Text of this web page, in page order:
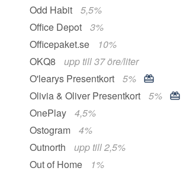
Odd Habit
5,5%
Office Depot
3%
Officepaket.se
10%
OKQ8
upp till 37 öre/liter
O'learys Presentkort
5%
Olivia & Oliver Presentkort
5%
OnePlay
4,5%
Ostogram
4%
Outnorth
upp till 2,5%
Out of Home
1%